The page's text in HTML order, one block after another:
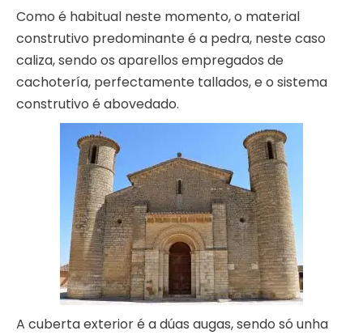
Como é habitual neste momento, o material
construtivo predominante é a pedra, neste caso
caliza, sendo os aparellos empregados de
cachotería, perfectamente tallados, e o sistema
construtivo é abovedado.
A cuberta exterior é a dúas augas, sendo só unha